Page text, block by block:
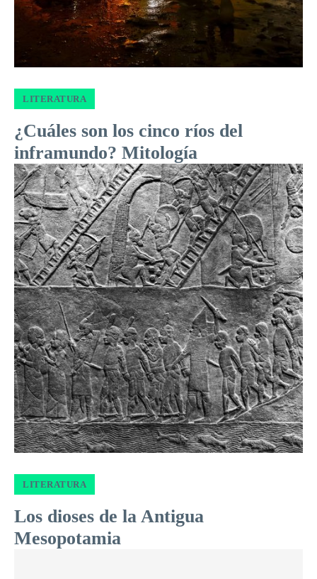
LITERATURA
¿Cuáles son los cinco ríos del
inframundo? Mitología
LITERATURA
Los dioses de la Antigua
Mesopotamia